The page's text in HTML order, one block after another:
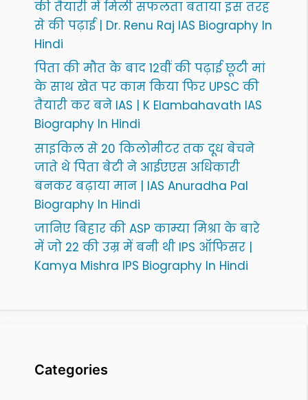
की तैयारी में मिली सफलता बताया इस तरह
से की पढ़ाई | Dr. Renu Raj IAS Biography In
Hindi
पिता की मौत के बाद 12वीं की पढ़ाई छूटी मां
के साथ खेत पर काम किया फिर UPSC की
तैयारी कर बने IAS | K Elambahavath IAS
Biography In Hindi
साइकिल से 20 किलोमीटर तक दूध बेचने
जाते थे पिता बेटी ने आईएएस अधिकारी
बनकर बढ़ाया मान | IAS Anuradha Pal
Biography In Hindi
जानिए बिहार की ASP काम्या मिश्रा के बारे
में जो 22 की उम्र में बनी थी IPS ऑफिसर |
Kamya Mishra IPS Biography In Hindi
Categories